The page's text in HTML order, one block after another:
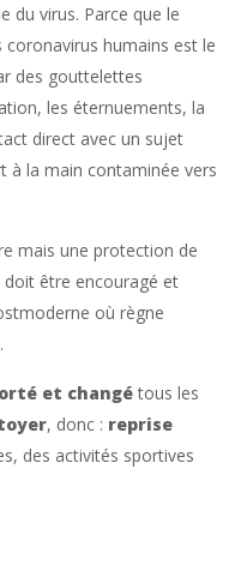
du virus. Parce que le
humains est le
des gouttelettes
les éternuements, la
direct avec un sujet
à la main contaminée vers
mais une protection de
doit être encouragé et
où règne
et changétous les
, donc : reprise
des activités sportives